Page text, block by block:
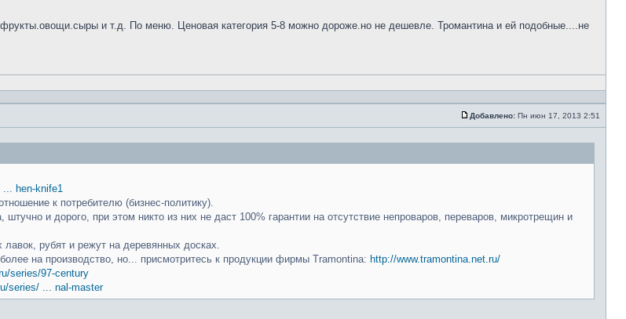
и т.д. По меню. Ценовая категория 5-8 можно дороже.но не дешевле. Тромантина и ей подобные....не
Добавлено: Пн июн 17, 2013 2:51
... hen-knife1
к потребителю (бизнес-политику).
и дорого, при этом никто из них не даст 100% гарантии на отсутствие непроваров, переваров, микротрещин и
рубят и режут на деревянных досках.
на производство, но... присмотритесь к продукции фирмы Tramontina: http://www.tramontina.net.ru/
series/97-century
series/ ... nal-master